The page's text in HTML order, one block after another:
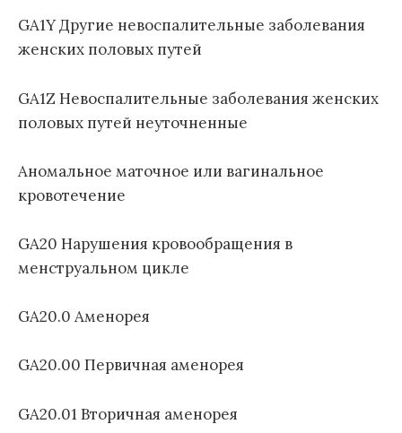
GA1Y Другие невоспалительные заболевания
женских половых путей
GA1Z Невоспалительные заболевания женских
половых путей неуточненные
Аномальное маточное или вагинальное
кровотечение
GA20 Нарушения кровообращения в
менструальном цикле
GA20.0 Аменорея
GA20.00 Первичная аменорея
GA20.01 Вторичная аменорея